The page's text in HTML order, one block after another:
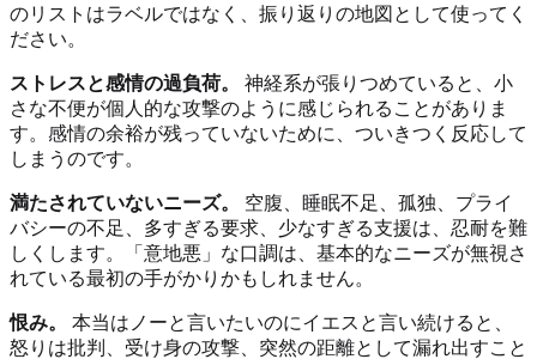
のリストはラベルではなく、振り返りの地図として使ってく
ださい。
ストレスと感情の過負荷。
神経系が張りつめていると、小
さな不便が個人的な攻撃のように感じられることがありま
す。感情の余裕が残っていないために、ついきつく反応して
しまうのです。
満たされていないニーズ。
空腹、睡眠不足、孤独、プライ
バシーの不足、多すぎる要求、少なすぎる支援は、忍耐を難
しくします。「意地悪」な口調は、基本的なニーズが無視さ
れている最初の手がかりかもしれません。
恨み。
本当はノーと言いたいのにイエスと言い続けると、
怒りは批判、受け身の攻撃、突然の距離として漏れ出すこと